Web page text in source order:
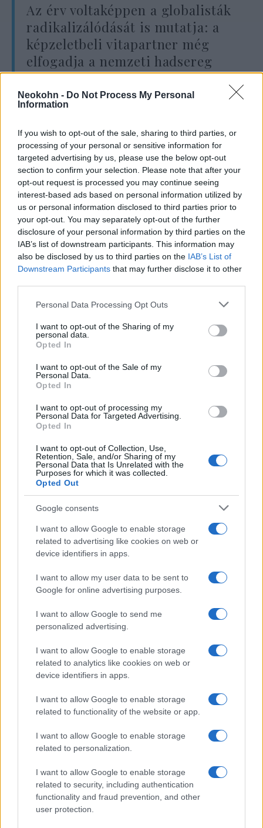
Neokohn - Do Not Process My Personal
Information
If you wish to opt-out of the sale, sharing to third parties, or
processing of your personal or sensitive information for
targeted advertising by us, please use the below opt-out
section to confirm your selection. Please note that after your
opt-out request is processed you may continue seeing
interest-based ads based on personal information utilized by
us or personal information disclosed to third parties prior to
your opt-out. You may separately opt-out of the further
disclosure of your personal information by third parties on the
IAB’s list of downstream participants. This information may
also be disclosed by us to third parties on the IAB’s List of
Downstream Participants that may further disclose it to other
Please note that this website/app uses one or more Google
not limited to your visit or usage behaviour. You may click to
grant or deny consent to Google and its third-party tags to
use your data for below specified purposes in below Google
consent section.
Personal Data Processing Opt Outs
I want to opt-out of the Sharing of my
personal data.
Opted In
I want to opt-out of the Sale of my
Personal Data.
Opted In
I want to opt-out of processing my
Personal Data for Targeted Advertising.
Opted In
I want to opt-out of Collection, Use,
Retention, Sale, and/or Sharing of my
Personal Data that Is Unrelated with the
Purposes for which it was collected.
Opted Out
Google consents
I want to allow Google to enable storage
related to advertising like cookies on web or
device identifiers in apps.
I want to allow my user data to be sent to
Google for online advertising purposes.
I want to allow Google to send me
personalized advertising.
I want to allow Google to enable storage
related to analytics like cookies on web or
device identifiers in apps.
I want to allow Google to enable storage
related to functionality of the website or app.
I want to allow Google to enable storage
related to personalization.
I want to allow Google to enable storage
related to security, including authentication
functionality and fraud prevention, and other
user protection.
Az érv voltaképpen a globalisták
radikalizálódását is mutatja: a
képzeletbeli vitapartner még
elfogadja a nemzeti hadsereg
szükségességét, ma viszont már
kevés dolog szúrja úgy az
önjelölt világmegváltók szemét,
mint az IDF vagy a magyar
határvédelem.
A neves cionista politikus így felel az
érvekre: „A kérdés úgy hangzik: (…) vajon az a
fajta önrendelkezés, melyet Ön javasol, képes-
e a zsidó nemzet egyedisége megőrzésének
biztosítására?” Zsabotyinszkij szerint minden
liberálisnak el kell ismernie, hogy egy nép
elpusztulása nem csak lehetséges, hanem
valós, fenyegető veszély. Ráadásul „hogy egy
nép (…) megtartsa nemzeti egyediségét”,
„ezen akarat gyakorlati alapokra kell, hogy
helyeztessen a kérdéses nép életében, és
tettekben kell kifejeződésre jutnia, különben
lassú elsorvadás lesz a nép végzete, míg
mindenfajta ellenállás nélkül fel nem oldódik
környezetében”. Zsabotyinszkij a
továbbiakban a szilárd határok között létező
zsidó állam lefektetése mellett érvel, más
írásaiban pedig lefektette, hogy a zsidó
államot csakis egy erős hadsereg „vasfala”
tudja megóvni. Érdekfeszítő, hogy
ugyanebben az írásában Zsabotyinszkij a
vegyesházasságokellen is érveket hoz fel.
Ugyan a fenti érvek még az államalapítás
előtti időszakból származnak, érdemes idézni
Abba Eban izraeli diplomata – és ekkoriban
külügyminiszter – eligazító sorait is, melyet
izraeli diplomatákhoz írt 1969-ben:
„Népünk nem azért dacolt
pogromokkal és gázkamrákkal,
hogy kincsként őrzött
maszkja mögé bújó ellenségeink
kedvéért feladja”.
Eban arra is utalt soraiban, hogy Izrael állam